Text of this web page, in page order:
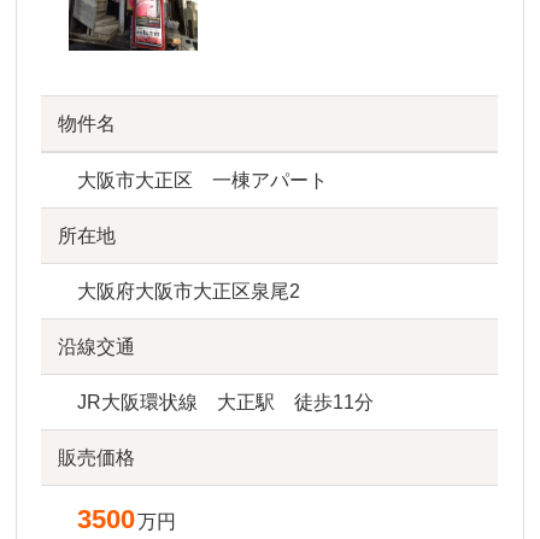
物件名
大阪市大正区 一棟アパート
所在地
大阪府大阪市大正区泉尾2
沿線交通
JR大阪環状線 大正駅 徒歩11分
販売価格
3500万円